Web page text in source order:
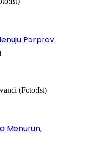
Porprov
Menurun,